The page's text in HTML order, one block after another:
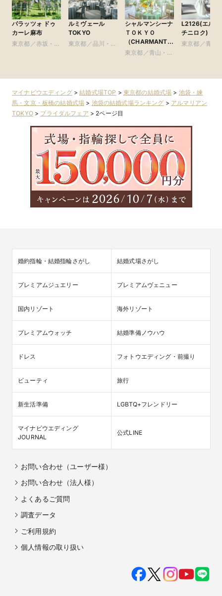
パラッツォ ドゥ
カーレ麻布
東京都／赤坂・六
ルミヴェール
TOKYO
東京都／品川・目
シャルマンシーナ
ＴＯＫＹＯ
（CHARMANT
SCENA
東京都／青山・表
L2126(エルニ
チニロク)
東京都／青山
マイナビウエディング>結婚式場TOP > 東京都の結婚式場 > 池袋・練
馬・文京・板橋の結婚式場 > 池袋の結婚式場ランキング > アルマリアン
TOKYO> ブライダルフェア > 2ページ目
婚約指輪・結婚指輪さがし 結婚式場さがし
プレミアムジュエリー プレミアムヴェニュー
国内リゾート 海外リゾート
プレミアムウォッチ 結婚準備ノウハウ
ドレス フォトウエディング・前撮り
ビューティ 旅行
新生活準備 LGBTQ+フレンドリー
マイナビウエディング
JOURNAL
公式LINE
お問い合わせ（ユーザー様）
お問い合わせ（法人様）
よくあるご質問
調査データ
ご利用規約
個人情報の取り扱い